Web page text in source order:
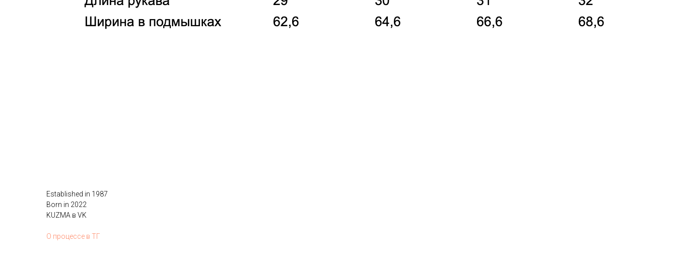
Established in 1987
Born in 2022
KUZMA в VK
О процессе в ТГ